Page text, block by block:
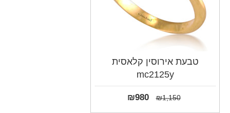
טבעת אירוסין קלאסית
mc2125y
₪1,150
₪980